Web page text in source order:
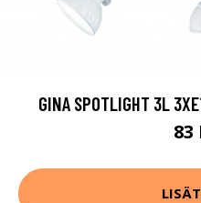
GINA SPOTLIGHT 3L
83